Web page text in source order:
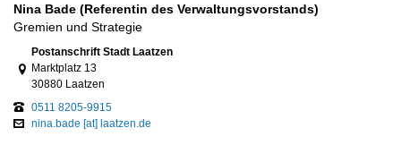
Nina Bade (Referentin des Verwaltungsvorstands)
Gremien und Strategie
Link zur Google-Maps Navigation
Postanschrift Stadt Laatzen
Marktplatz 13
30880 Laatzen
0511 8205-9915
nina.bade [at] laatzen.de